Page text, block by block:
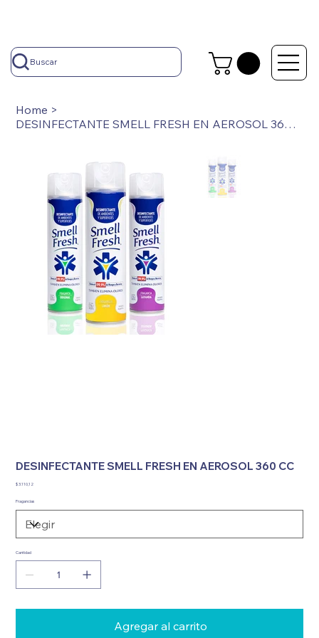
Buscar
Home >
DESINFECTANTE SMELL FRESH EN AEROSOL 360 CC
DESINFECTANTE SMELL FRESH EN AEROSOL 360 CC
Precio
$ 3.110,12
Fragancias
Cantidad
Agregar al carrito